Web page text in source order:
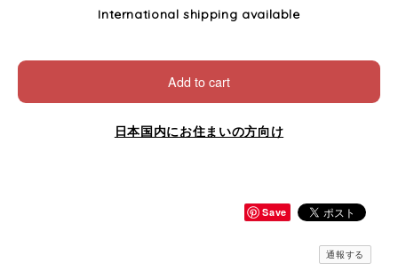
International shipping available
Add to cart
日本国内にお住まいの方向け
Save
通報する